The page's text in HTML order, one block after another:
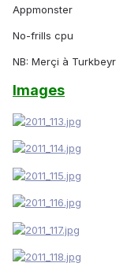
Appmonster
No-frills cpu
NB: Merçi à
Images